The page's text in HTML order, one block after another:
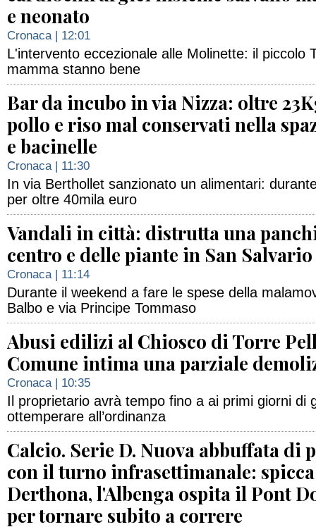
e neonato
Cronaca| 12:01
L'intervento eccezionale alle Molinette: il piccolo
mamma stanno bene
Bar da incubo in via Nizza: oltre
pollo e riso mal conservati nella
e bacinelle
Cronaca| 11:30
In via Berthollet sanzionato un alimentari:
per oltre 40mila euro
Vandali in città: distrutta una
centro e delle piante in San Salvario
Cronaca| 11:14
Durante il weekend a fare le spese della
Balbo e via Principe Tommaso
Abusi edilizi al Chiosco di Torre
Comune intima una parziale
Cronaca| 10:35
Il proprietario avrà tempo fino a ai primi giorni di
ottemperare all’ordinanza
Calcio. Serie D. Nuova abbuffata di
con il turno infrasettimanale:
Derthona, l'Albenga ospita il Pont
per tornare subito a correre